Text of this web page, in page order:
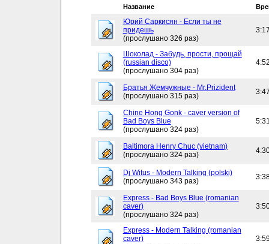
Название
Юрий Саркисян - Если ты не
придешь
(прослушано 326 раз)
Шоколад - Забудь, прости, прощай
(russian disco)
(прослушано 304 раз)
Братья Жемчужные - Mr.Prizident
(прослушано 315 раз)
Chine Hong Gonk - caver version of
Bad Boys Blue
(прослушано 324 раз)
Baltimora Henry Chuc (vietnam)
(прослушано 324 раз)
Dj Witus - Modern Talking (polski)
(прослушано 343 раз)
Express - Bad Boys Blue (romanian
caver)
(прослушано 324 раз)
Express - Modern Talking (romanian
caver)